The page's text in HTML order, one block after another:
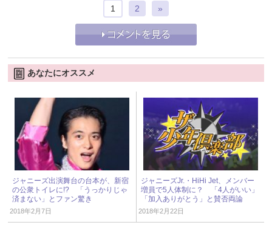
1 2 »
あなたにオススメ
ジャニーズ出演舞台の台本が、新宿
の公衆トイレに!? 「うっかりじゃ
済まない」とファン驚き
2018年2月7日
ジャニーズJr.・HiHi Jet、メンバー
増員で5人体制に？ 「4人がいい」
「加入ありがとう」と賛否両論
2018年2月22日